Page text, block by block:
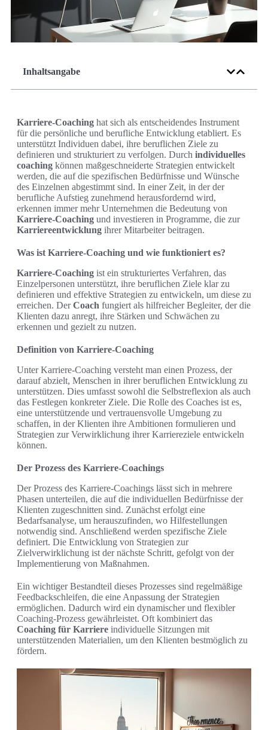
Inhaltsangabe
Karriere-Coaching hat sich als entscheidendes Instrument
für die persönliche und berufliche Entwicklung etabliert. Es
unterstützt Individuen dabei, ihre beruflichen Ziele zu
definieren und strukturiert zu verfolgen. Durch individuelles
coaching können maßgeschneiderte Strategien entwickelt
werden, die auf die spezifischen Bedürfnisse und Wünsche
des Einzelnen abgestimmt sind. In einer Zeit, in der der
berufliche Aufstieg zunehmend herausfordernd wird,
erkennen immer mehr Unternehmen die Bedeutung von
Karriere-Coaching und investieren in Programme, die zur
Karriereentwicklung ihrer Mitarbeiter beitragen.
Was ist Karriere-Coaching und wie funktioniert es?
Karriere-Coaching ist ein strukturiertes Verfahren, das
Einzelpersonen unterstützt, ihre beruflichen Ziele klar zu
definieren und effektive Strategien zu entwickeln, um diese zu
erreichen. DerCoach fungiert als hilfreicher Begleiter, der die
Klienten dazu anregt, ihre Stärken und Schwächen zu
erkennen und gezielt zu nutzen.
Definition von Karriere-Coaching
Unter Karriere-Coaching versteht man einen Prozess, der
darauf abzielt, Menschen in ihrer beruflichen Entwicklung zu
unterstützen. Dies umfasst sowohl die Selbstreflexion als auch
das Festlegen konkreter Ziele. Die Rolle des Coaches ist es,
eine unterstützende und vertrauensvolle Umgebung zu
schaffen, in der Klienten ihre Ambitionen formulieren und
Strategien zur Verwirklichung ihrer Karriereziele entwickeln
können.
Der Prozess des Karriere-Coachings
Der Prozess des Karriere-Coachings lässt sich in mehrere
Phasen unterteilen, die auf die individuellen Bedürfnisse der
Klienten zugeschnitten sind. Zunächst erfolgt eine
Bedarfsanalyse, um herauszufinden, wo Hilfestellungen
notwendig sind. Anschließend werden spezifische Ziele
definiert. Die Entwicklung von Strategien zur
Zielverwirklichung ist der nächste Schritt, gefolgt von der
Implementierung von Maßnahmen.
Ein wichtiger Bestandteil dieses Prozesses sind regelmäßige
Feedbackschleifen, die eine Anpassung der Strategien
ermöglichen. Dadurch wird ein dynamischer und flexibler
Coaching-Prozess gewährleistet. Oft kombiniert das
Coaching für Karriere individuelle Sitzungen mit
unterstützenden Materialien, um den Klienten bestmöglich zu
fördern.